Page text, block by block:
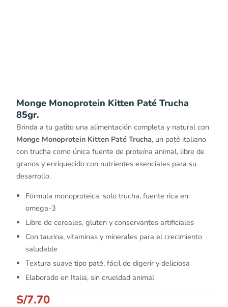
Monge Monoprotein Kitten Paté Trucha
85gr.
Brinda a tu gatito una alimentación completa y natural con
Monge Monoprotein Kitten Paté Trucha, un paté italiano
con trucha como única fuente de proteína animal, libre de
granos y enriquecido con nutrientes esenciales para su
desarrollo.
Fórmula monoproteica: solo trucha, fuente rica en
omega-3
Libre de cereales, gluten y conservantes artificiales
Con taurina, vitaminas y minerales para el crecimiento
saludable
Textura suave tipo paté, fácil de digerir y deliciosa
Elaborado en Italia, sin crueldad animal
S/7.70